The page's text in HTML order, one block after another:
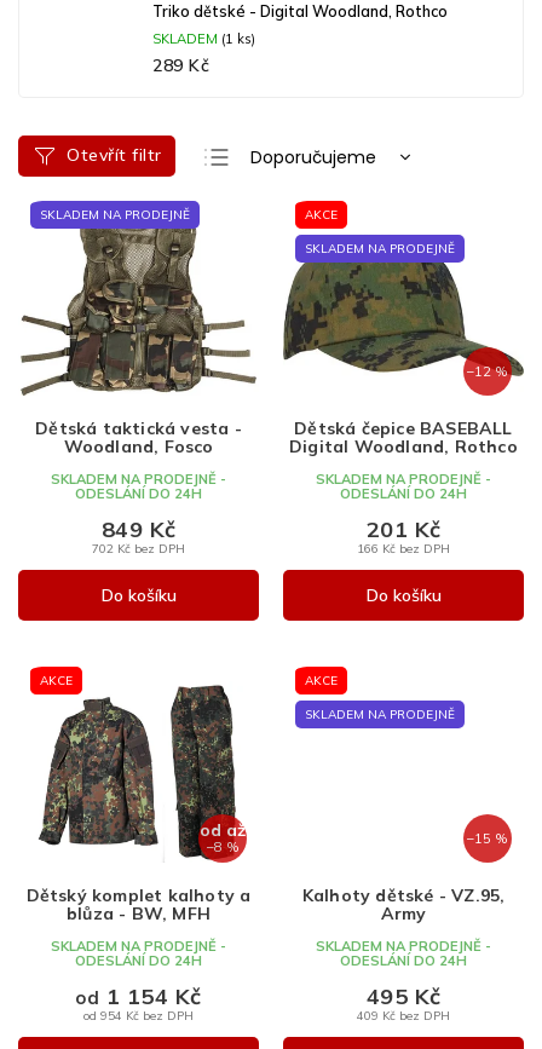
Triko dětské - Digital Woodland, Rothco
SKLADEM (1 ks)
289 Kč
Ř
a
z
e
n
p
r
o
d
k
t
ů
Doporučujeme
Nejlevnější
Nejdražší
Nejprodávanější
Abecedně
Otevřít filtr
V
s
p
r
o
SKLADEM NA PRODEJNĚ
Dětská taktická vesta -
Woodland, Fosco
SKLADEM NA PRODEJNĚ -
ODESLÁNÍ DO 24H
702 Kč bez DPH
849 Kč
Do košíku
AKCE
SKLADEM NA PRODEJNĚ
–12 %
Dětská čepice BASEBALL
Digital Woodland, Rothco
SKLADEM NA PRODEJNĚ -
ODESLÁNÍ DO 24H
166 Kč bez DPH
201 Kč
Do košíku
AKCE
od až
–8 %
Dětský komplet kalhoty a
blůza - BW, MFH
SKLADEM NA PRODEJNĚ -
ODESLÁNÍ DO 24H
od 954 Kč bez DPH
od 1 154 Kč
AKCE
SKLADEM NA PRODEJNĚ
–15 %
Kalhoty dětské - VZ.95,
Army
SKLADEM NA PRODEJNĚ -
ODESLÁNÍ DO 24H
409 Kč bez DPH
495 Kč